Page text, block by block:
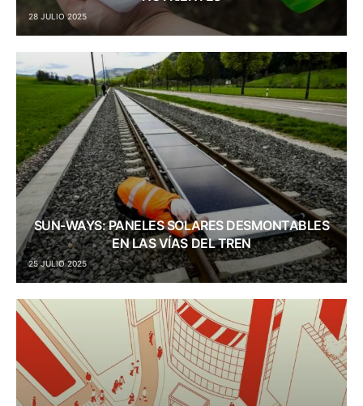
28 JULIO 2025
SUN-WAYS: PANELES SOLARES DESMONTABLES
EN LAS VÍAS DEL TREN
25 JULIO 2025